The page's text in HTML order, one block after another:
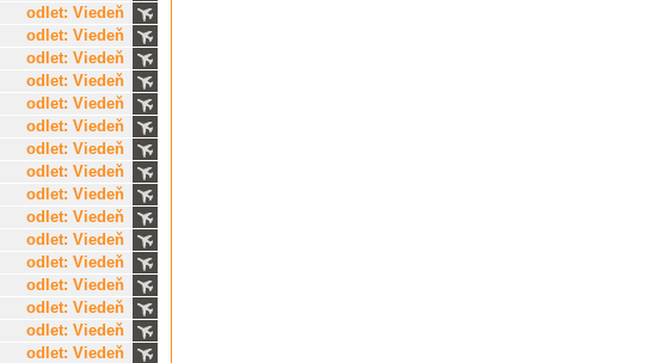
odlet: Viedeň
odlet: Viedeň
odlet: Viedeň
odlet: Viedeň
odlet: Viedeň
odlet: Viedeň
odlet: Viedeň
odlet: Viedeň
odlet: Viedeň
odlet: Viedeň
odlet: Viedeň
odlet: Viedeň
odlet: Viedeň
odlet: Viedeň
odlet: Viedeň
odlet: Viedeň